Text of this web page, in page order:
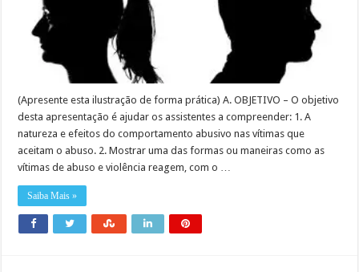
(Apresente esta ilustração de forma prática) A. OBJETIVO – O objetivo
desta apresentação é ajudar os assistentes a compreender: 1. A
natureza e efeitos do comportamento abusivo nas vítimas que
aceitam o abuso. 2. Mostrar uma das formas ou maneiras como as
vítimas de abuso e violência reagem, com o …
Saiba Mais »